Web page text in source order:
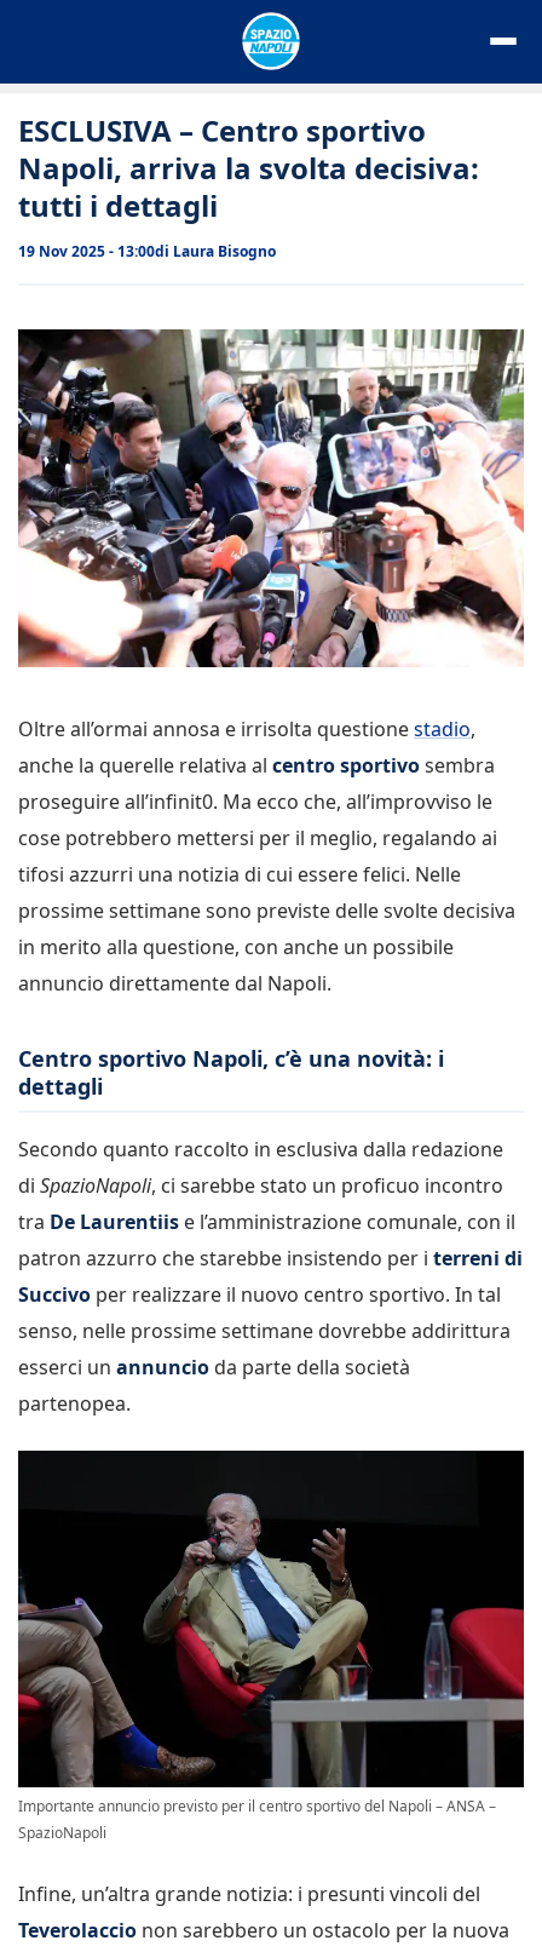
ESCLUSIVA – Centro sportivo
Napoli, arriva la svolta decisiva:
tutti i dettagli
19 Nov 2025 - 13:00di Laura Bisogno
Oltre all’ormai annosa e irrisolta questionestadio,
anche la querelle relativa al centro sportivosembra
proseguire all’infinit0. Ma ecco che, all’improvviso le
cose potrebbero mettersi per il meglio, regalando ai
tifosi azzurri una notizia di cui essere felici. Nelle
prossime settimane sono previste delle svolte decisiva
in merito alla questione, con anche un possibile
annuncio direttamente dal Napoli.
Centro sportivo Napoli, c’è una novità: i
dettagli
Secondo quanto raccolto in esclusiva dalla redazione
di SpazioNapoli, ci sarebbe stato un proficuo incontro
tra De Laurentiis e l’amministrazione comunale, con il
patron azzurro che starebbe insistendo per i terreni di
Succivo per realizzare il nuovo centro sportivo. In tal
senso, nelle prossime settimane dovrebbe addirittura
esserci un annuncio da parte della società
partenopea.
Importante annuncio previsto per il centro sportivo del Napoli – ANSA –
SpazioNapoli
Infine, un’altra grande notizia: i presunti vincoli del
Teverolaccio non sarebbero un ostacolo per la nuova